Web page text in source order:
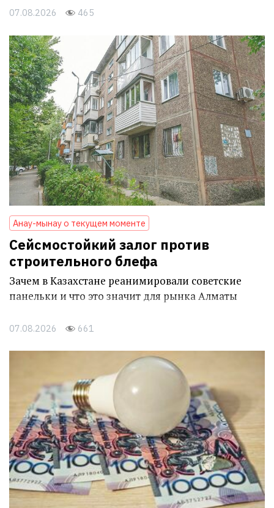
07.08.2026 465
Анау-мынау о текущем моменте
Сейсмостойкий залог против
строительного блефа
Зачем в Казахстане реанимировали советские
панельки и что это значит для рынка Алматы
07.08.2026 661